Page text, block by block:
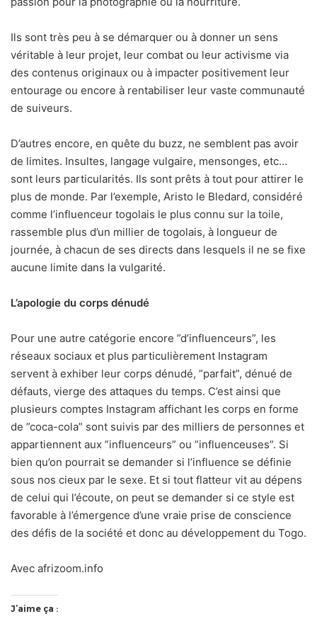
Ils sont très peu à se démarquer ou à donner un sens
véritable à leur projet, leur combat ou leur activisme via
des contenus originaux ou à impacter positivement leur
entourage ou encore à rentabiliser leur vaste communauté
de suiveurs.
D’autres encore, en quête du buzz, ne semblent pas avoir
de limites. Insultes, langage vulgaire, mensonges, etc…
sont leurs particularités. Ils sont prêts à tout pour attirer le
plus de monde. Par l’exemple, Aristo le Bledard, considéré
comme l’influenceur togolais le plus connu sur la toile,
rassemble plus d’un millier de togolais, à longueur de
journée, à chacun de ses directs dans lesquels il ne se fixe
aucune limite dans la vulgarité.
L’apologie du corps dénudé
Pour une autre catégorie encore ”d’influenceurs”, les
réseaux sociaux et plus particulièrement Instagram
servent à exhiber leur corps dénudé, ”parfait”, dénué de
défauts, vierge des attaques du temps. C’est ainsi que
plusieurs comptes Instagram affichant les corps en forme
de ”coca-cola” sont suivis par des milliers de personnes et
appartiennent aux ”influenceurs” ou ”influenceuses”. Si
bien qu’on pourrait se demander si l’influence se définie
sous nos cieux par le sexe. Et si tout flatteur vit au dépens
de celui qui l’écoute, on peut se demander si ce style est
favorable à l’émergence d’une vraie prise de conscience
des défis de la société et donc au développement du Togo.
Avec afrizoom.info
J’aime ça :